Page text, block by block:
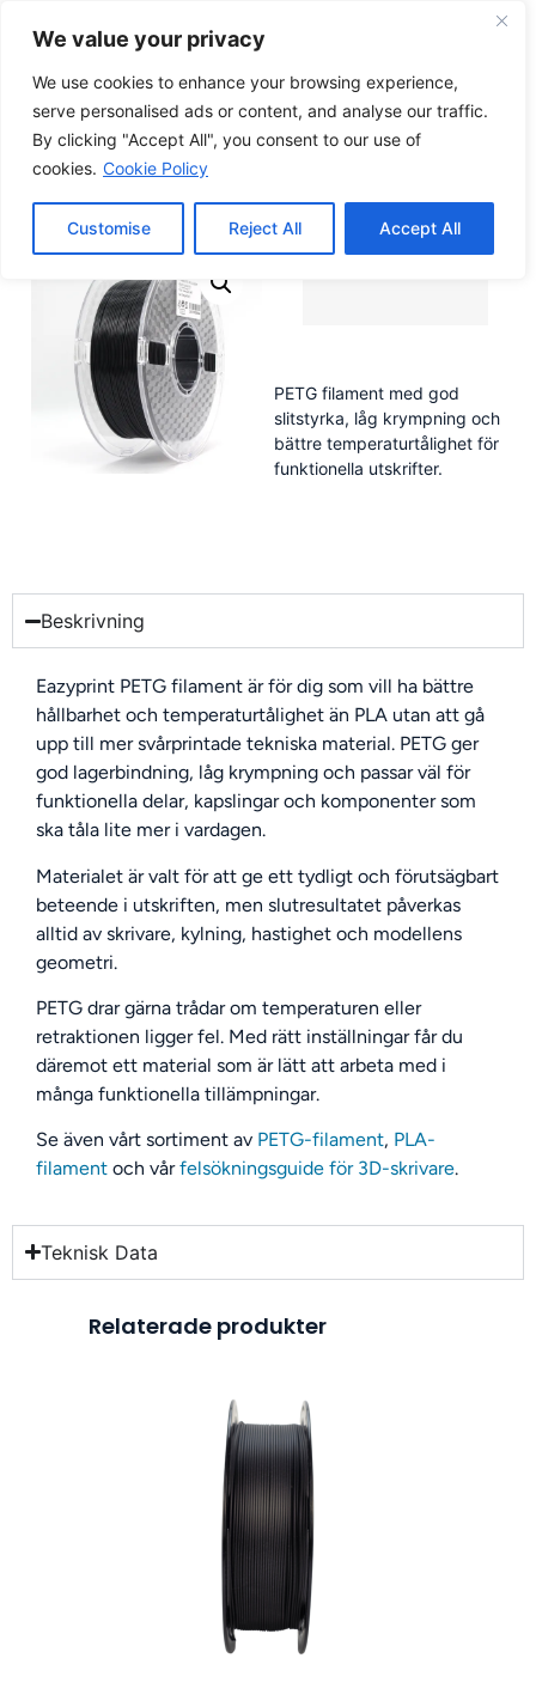
We value your privacy
We use cookies to enhance your browsing experience,
serve personalised ads or content, and analyse our traffic.
By clicking "Accept All", you consent to our use of
cookies. Cookie Policy
Customise Reject All Accept All
Hem/Filament /PETG
Eazyprint PETG
PETG filament med god
slitstyrka, låg krympning och
bättre temperaturtålighet för
funktionella utskrifter.
Beskrivning
Eazyprint PETG filament är för dig som vill ha bättre
hållbarhet och temperaturtålighet än PLA utan att gå
upp till mer svårprintade tekniska material. PETG ger
god lagerbindning, låg krympning och passar väl för
funktionella delar, kapslingar och komponenter som
ska tåla lite mer i vardagen.
Materialet är valt för att ge ett tydligt och förutsägbart
beteende i utskriften, men slutresultatet påverkas
alltid av skrivare, kylning, hastighet och modellens
geometri.
PETG drar gärna trådar om temperaturen eller
retraktionen ligger fel. Med rätt inställningar får du
däremot ett material som är lätt att arbeta med i
många funktionella tillämpningar.
Se även vårt sortiment av PETG-filament, PLA-
filament och vårfelsökningsguide för 3D-skrivare.
Teknisk Data
Relaterade produkter